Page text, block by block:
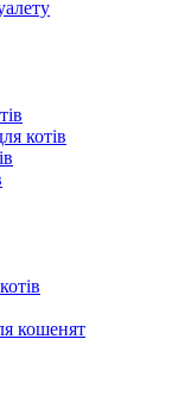
котів
кошенят